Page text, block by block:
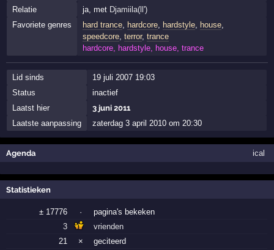
Relatie
ja, met Djamiila(ll')
Favoriete genres
hard trance, hardcore, hardstyle, house,
speedcore, terror, trance
hardcore, hardstyle, house, trance
Lid sinds
19 juli 2007 19:03
Status
inactief
Laatst hier
3 juni 2011
Laatste aanpassing
zaterdag 3 april 2010 om 20:30
Agenda ical
Statistieken
± 17776 ·
pagina's bekeken
3
vrienden
21
×
geciteerd